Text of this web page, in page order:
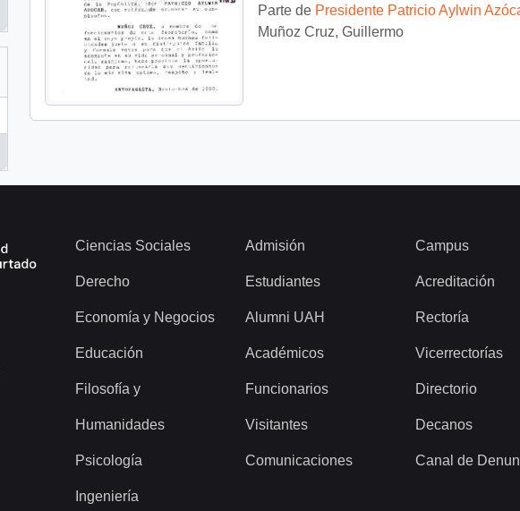
Parte de Presidente Patricio Aylwin
Muñoz Cruz, Guillermo
Ciencias Sociales
Derecho
Economía y Negocios
Educación
Filosofía y
Humanidades
Psicología
Ingeniería
Admisión
Estudiantes
Alumni UAH
Académicos
Funcionarios
Visitantes
Comunicaciones
Campus
Acreditación
Rectoría
Vicerrectorías
Directorio
Decanos
Canal de